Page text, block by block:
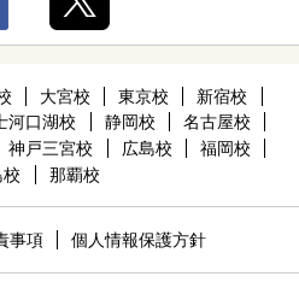
大宮校 東京校
新宿校
河口湖校 静岡校
名古屋校
神戸三宮校 広島校
福岡校
校
那覇校
事項 個人情報保護方針